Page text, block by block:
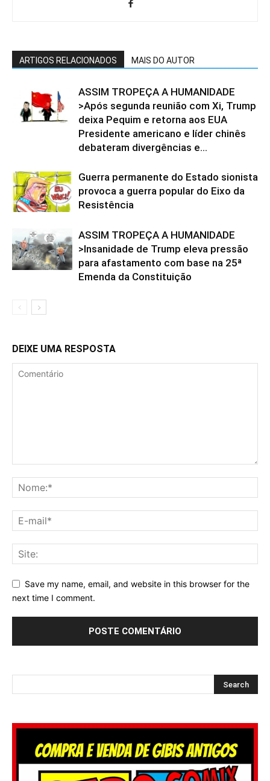
ARTIGOS RELACIONADOS MAIS DO AUTOR
ASSIM TROPEÇA A HUMANIDADE
>Após segunda reunião com Xi, Trump
deixa Pequim e retorna aos EUA
Presidente americano e líder chinês
debateram divergências e...
Guerra permanente do Estado sionista
provoca a guerra popular do Eixo da
Resistência
ASSIM TROPEÇA A HUMANIDADE
>Insanidade de Trump eleva pressão
para afastamento com base na 25ª
Emenda da Constituição
DEIXE UMA RESPOSTA
Save my name, email, and website in this browser for the
next time I comment.